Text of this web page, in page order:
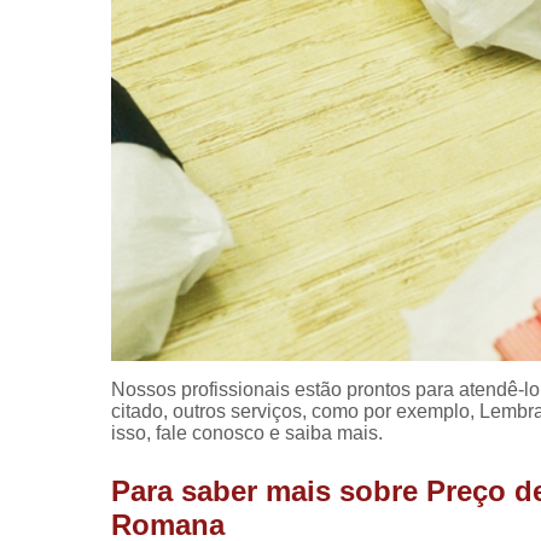
Nossos profissionais estão prontos para atendê-
citado, outros serviços, como por exemplo,
isso, fale conosco e saiba mais.
Para saber mais sobre Preço
Romana